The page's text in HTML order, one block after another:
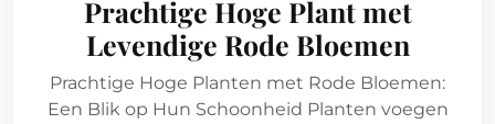
2026
Prachtige Hoge Plant met
Levendige Rode Bloemen
Prachtige Hoge Planten met Rode Bloemen:
Een Blik op Hun Schoonheid Planten voegen